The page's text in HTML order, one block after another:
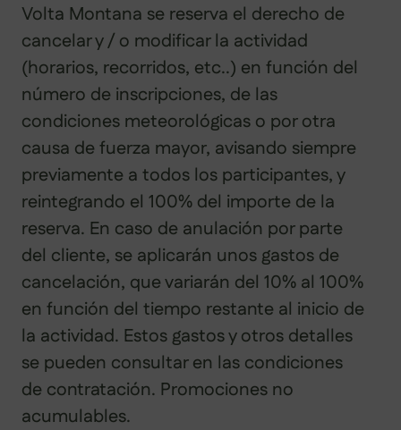
Volta Montana se reserva el derecho de
cancelar y / o modificar la actividad
(horarios, recorridos, etc..) en función del
número de inscripciones, de las
condiciones meteorológicas o por otra
causa de fuerza mayor, avisando siempre
previamente a todos los participantes, y
reintegrando el 100% del importe de la
reserva. En caso de anulación por parte
del cliente, se aplicarán unos gastos de
cancelación, que variarán del 10% al 100%
en función del tiempo restante al inicio de
la actividad. Estos gastos y otros detalles
se pueden consultar en las condiciones
de contratación. Promociones no
acumulables.